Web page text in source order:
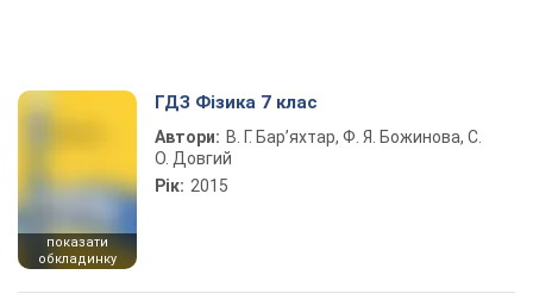
показати
обкладинку
ГДЗ Фізика 7 клас
Автори: В. Г. Бар’яхтар, Ф. Я. Божинова, С.
О. Довгий
Рік: 2015